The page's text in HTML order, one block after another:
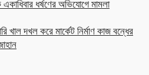
ধর্ষণের অভিযোগে মামলা
খাল দখল করে মার্কেট নির্মাণ কাজ বন্ধের